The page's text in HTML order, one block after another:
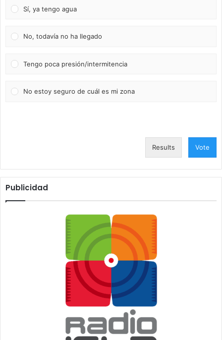
Sí, ya tengo agua
No, todavía no ha llegado
Tengo poca presión/intermitencia
No estoy seguro de cuál es mi zona
Results Vote
Publicidad